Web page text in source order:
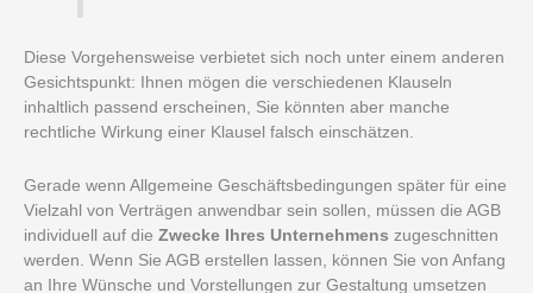
Diese Vorgehensweise verbietet sich noch unter einem anderen
Gesichtspunkt: Ihnen mögen die verschiedenen Klauseln
inhaltlich passend erscheinen, Sie könnten aber manche
rechtliche Wirkung einer Klausel falsch einschätzen.
Gerade wenn Allgemeine Geschäftsbedingungen später für eine
Vielzahl von Verträgen anwendbar sein sollen, müssen die AGB
individuell auf die Zwecke Ihres Unternehmens zugeschnitten
werden. Wenn Sie AGB erstellen lassen, können Sie von Anfang
an Ihre Wünsche und Vorstellungen zur Gestaltung umsetzen